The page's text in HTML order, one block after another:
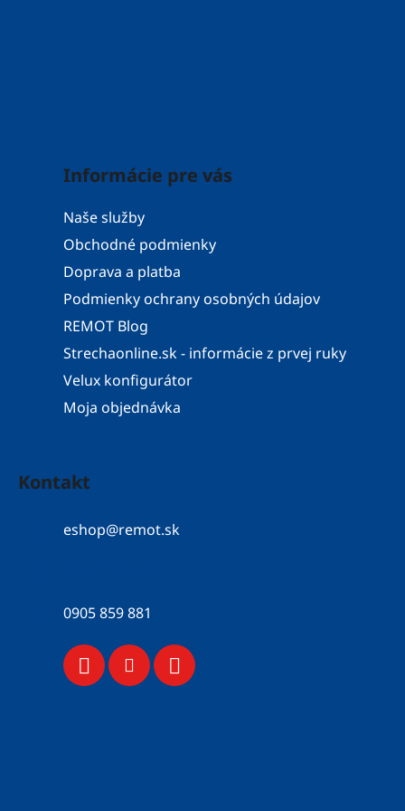
Informácie pre vás
Naše služby
Obchodné podmienky
Doprava a platba
Podmienky ochrany osobných údajov
REMOT Blog
Strechaonline.sk - informácie z prvej ruky
Velux konfigurátor
Moja objednávka
Kontakt
eshop@remot.sk
0905 859 881